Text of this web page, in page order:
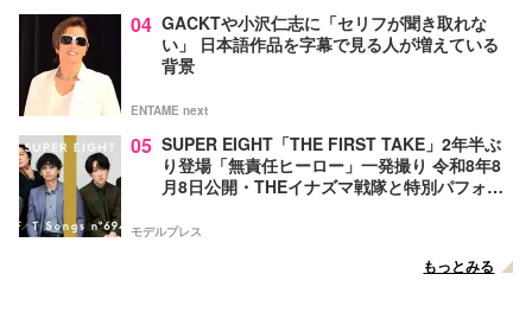
04 GACKTや小沢仁志に「セリフが聞き取れな
い」 日本語作品を字幕で見る人が増えている
背景
ENTAME next
05 SUPER EIGHT「THE FIRST TAKE」2年半ぶ
り登場「無責任ヒーロー」一発撮り 令和8年8
月8日公開・THEイナズマ戦隊と特別パフォー
モデルプレス
もっとみる